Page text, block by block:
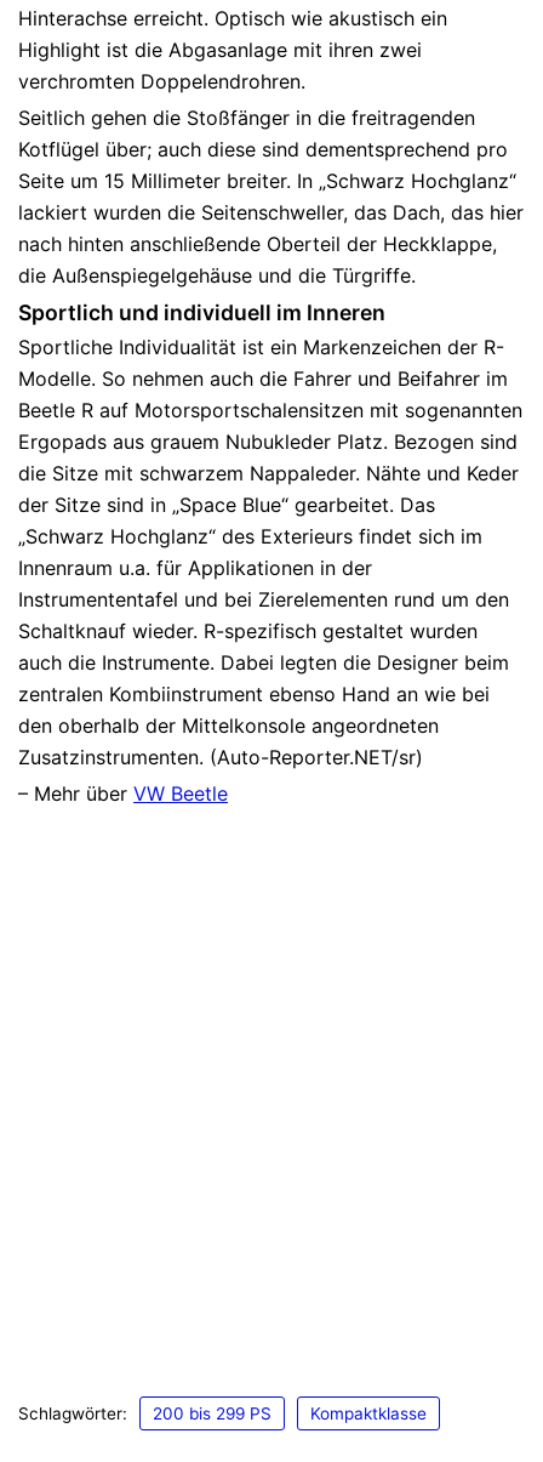
Hinterachse erreicht. Optisch wie akustisch ein
Highlight ist die Abgasanlage mit ihren zwei
verchromten Doppelendrohren.
Seitlich gehen die Stoßfänger in die freitragenden
Kotflügel über; auch diese sind dementsprechend pro
Seite um 15 Millimeter breiter. In „Schwarz Hochglanz“
lackiert wurden die Seitenschweller, das Dach, das hier
nach hinten anschließende Oberteil der Heckklappe,
die Außenspiegelgehäuse und die Türgriffe.
Sportlich und individuell im Inneren
Sportliche Individualität ist ein Markenzeichen der R-
Modelle. So nehmen auch die Fahrer und Beifahrer im
Beetle R auf Motorsportschalensitzen mit sogenannten
Ergopads aus grauem Nubukleder Platz. Bezogen sind
die Sitze mit schwarzem Nappaleder. Nähte und Keder
der Sitze sind in „Space Blue“ gearbeitet. Das
„Schwarz Hochglanz“ des Exterieurs findet sich im
Innenraum u.a. für Applikationen in der
Instrumententafel und bei Zierelementen rund um den
Schaltknauf wieder. R-spezifisch gestaltet wurden
auch die Instrumente. Dabei legten die Designer beim
zentralen Kombiinstrument ebenso Hand an wie bei
den oberhalb der Mittelkonsole angeordneten
Zusatzinstrumenten. (Auto-Reporter.NET/sr)
– Mehr über VW Beetle
Schlagwörter: 200 bis 299 PS Kompaktklasse